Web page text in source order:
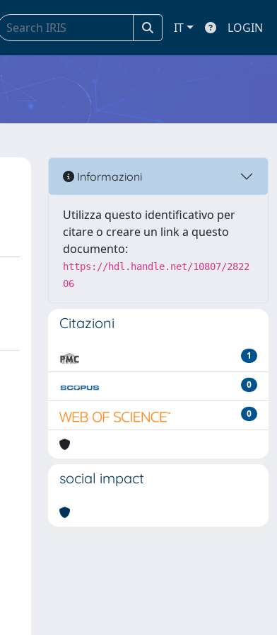
IT LOGIN
Informazioni
Utilizza questo identificativo per
citare o creare un link a questo
documento:
https://hdl.handle.net/10807/2822
06
Citazioni
1
0
0
social impact